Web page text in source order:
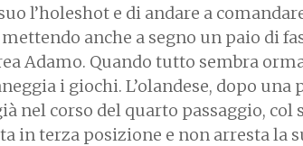
l’holeshot e di andare a
anche a segno un paio di
Adamo. Quando tutto sembra
i giochi. L’olandese, dopo
nel corso del quarto passaggio, col
in terza posizione e non arresta la